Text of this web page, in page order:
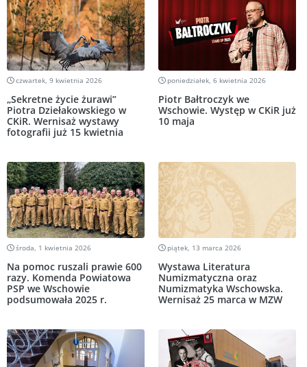
czwartek, 9 kwietnia 2026
„Sekretne życie żurawi”
Piotra Dziełakowskiego w
CKiR. Wernisaż wystawy
fotografii już 15 kwietnia
poniedziałek, 6 kwietnia 2026
Piotr Bałtroczyk we
Wschowie. Występ w CKiR już
10 maja
środa, 1 kwietnia 2026
Na pomoc ruszali prawie 600
razy. Komenda Powiatowa
PSP we Wschowie
podsumowała 2025 r.
piątek, 13 marca 2026
Wystawa Literatura
Numizmatyczna oraz
Numizmatyka Wschowska.
Wernisaż 25 marca w MZW